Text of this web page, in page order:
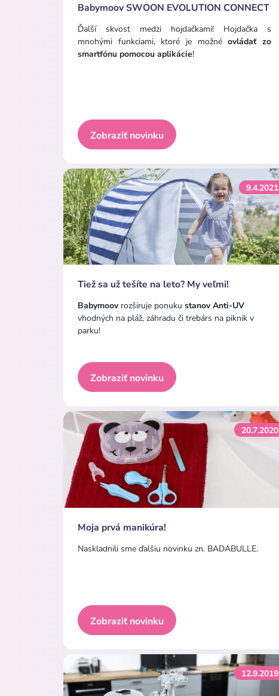
Babymoov SWOON EVOLUTION CONNECT
Ďalší skvost medzi hojdačkami! Hojdačka s
mnohými funkciami, ktoré je možnéovládať zo
smartfónu pomocou aplikácie!
Zobraziť novinku
9.4.2021
Tiež sa už tešíte na leto? My veľmi!
Babymoovrozširuje ponuku stanov Anti-UV
vhodných na pláž, záhradu či trebárs na piknik v
parku!
Zobraziť novinku
20.7.2020
Moja prvá manikúra!
Naskladnili sme ďalšiu novinku zn. BADABULLE.
Zobraziť novinku
12.9.2019